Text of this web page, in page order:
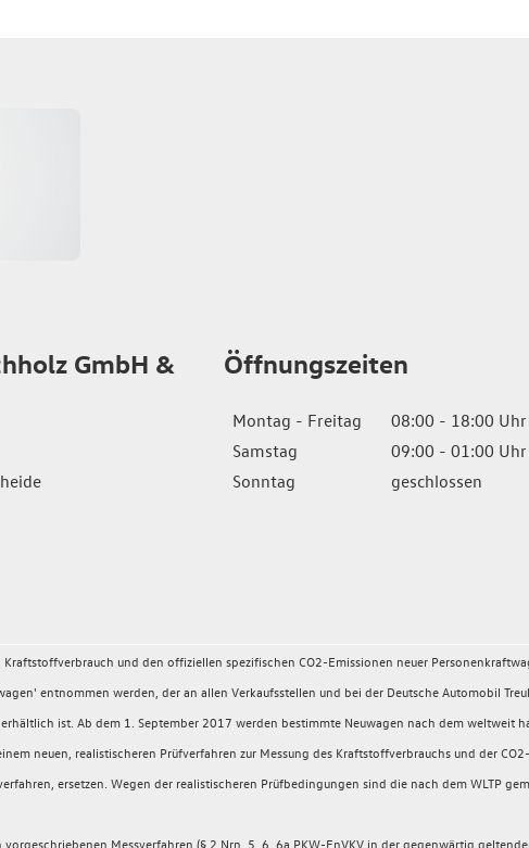
GmbH &
Öffnungszeiten
Montag - Freitag
08:00 - 18:00 Uhr
Samstag
09:00 - 01:00 Uhr
Sonntag
geschlossen
und den offiziellen spezifischen CO2-Emissionen neuer
entnommen werden, der an allen Verkaufsstellen und bei der Deutsche Automobil
ist. Ab dem 1. September 2017 werden bestimmte Neuwagen nach dem weltweit
neuen, realistischeren Prüfverfahren zur Messung des Kraftstoffverbrauchs und der
ersetzen. Wegen der realistischeren Prüfbedingungen sind die nach dem WLTP
Messverfahren (§ 2 Nrn. 5, 6, 6a PKW-EnVKV in der gegenwärtig